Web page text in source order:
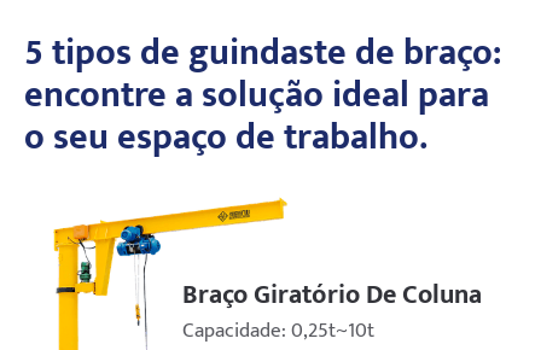
Projetos
Notícias
5 tipos de guindaste de braço:
encontre a solução ideal para
o seu espaço de trabalho.
Braço Giratório De Coluna
Capacidade: 0,25t~10t